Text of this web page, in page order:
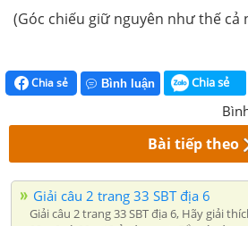
(Góc chiếu giữ nguyên như thế cả
Chia sẻ Bình luận Chia sẻ
Bài tiếp theo
Giải câu 2 trang 33 SBT địa 6
Giải câu 2 trang 33 SBT địa 6, Hãy giải